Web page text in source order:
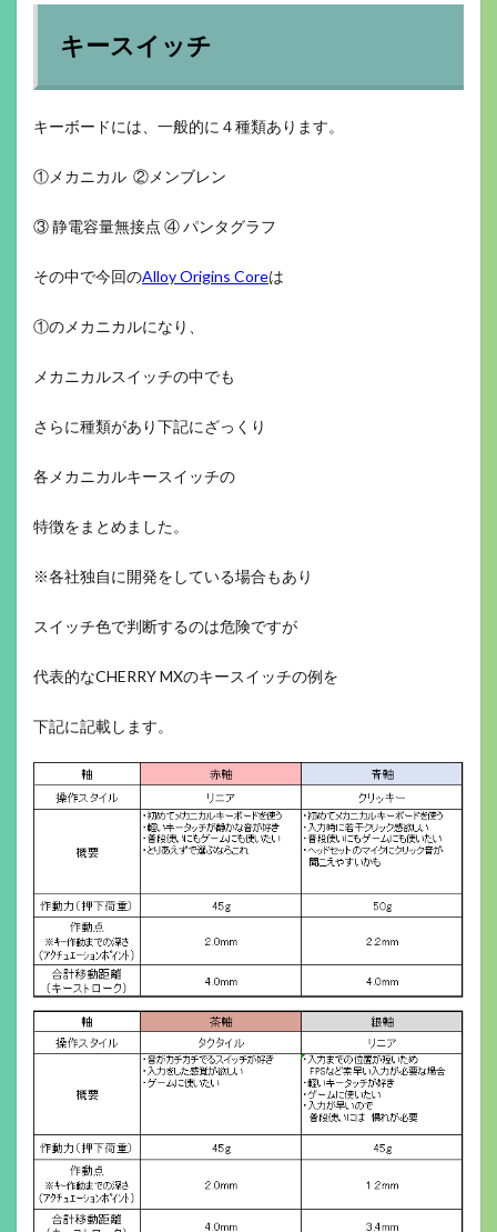
キースイッチ
キーボードには、一般的に４種類あります。
①メカニカル ②メンブレン
③ 静電容量無接点 ④ パンタグラフ
その中で今回のAlloy Origins Coreは
①のメカニカルになり、
メカニカルスイッチの中でも
さらに種類があり下記にざっくり
各メカニカルキースイッチの
特徴をまとめました。
※各社独自に開発をしている場合もあり
スイッチ色で判断するのは危険ですが
代表的なCHERRY MXのキースイッチの例を
下記に記載します。